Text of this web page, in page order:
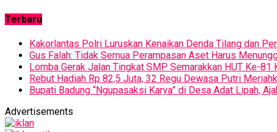
Terbaru
Kakorlantas Polri Luruskan Kenaikan Denda Tilang dan
Gus Falah: Tidak Semua Perampasan Aset Harus
Lomba Gerak Jalan Tingkat SMP Semarakkan HUT Ke-81
Rebut Hadiah Rp 82,5 Juta, 32 Regu Dewasa Putri
Bupati Badung “Ngupasaksi Karya” di Desa Adat Lipah,
Advertisements